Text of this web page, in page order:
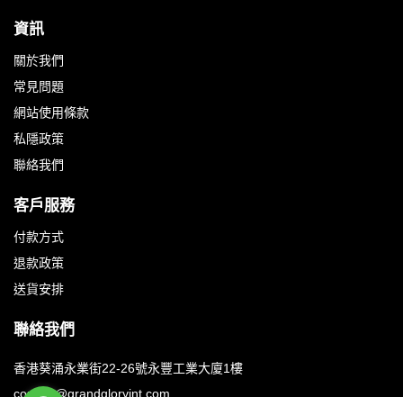
資訊
關於我們
常見問題
網站使用條款
私隱政策
聯絡我們
客戶服務
付款方式
退款政策
送貨安排
聯絡我們
香港葵涌永業街22-26號永豐工業大廈1樓
contact@grandgloryint.com